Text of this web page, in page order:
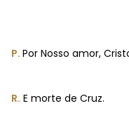
P. Por Nosso amor,
R. E morte de Cruz.